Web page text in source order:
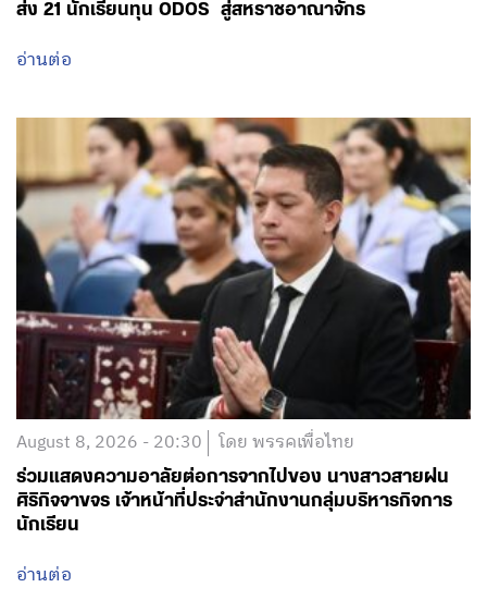
ส่ง 21 นักเรียนทุน ODOS สู่สหราชอาณาจักร
อ่านต่อ
August 8, 2026 - 20:30 โดย พรรคเพื่อไทย
ร่วมแสดงความอาลัยต่อการจากไปของ นางสาวสายฝน
ศิริกิจจาขจร เจ้าหน้าที่ประจำสำนักงานกลุ่มบริหารกิจการ
นักเรียน
อ่านต่อ